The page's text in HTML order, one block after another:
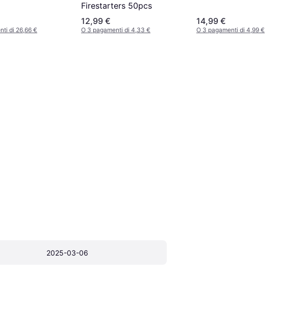
di 26,66 €
Firestarters 50pcs
12,99 €
O 3 pagamenti di 4,33 €
14,99 €
O 3 pagamenti di 4,99 €
2025-03-06